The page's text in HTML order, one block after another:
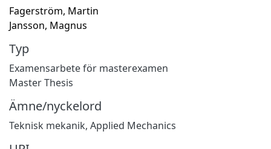
Fagerström, Martin
Jansson, Magnus
Typ
Examensarbete för masterexamen
Master Thesis
Ämne/nyckelord
Teknisk mekanik, Applied Mechanics